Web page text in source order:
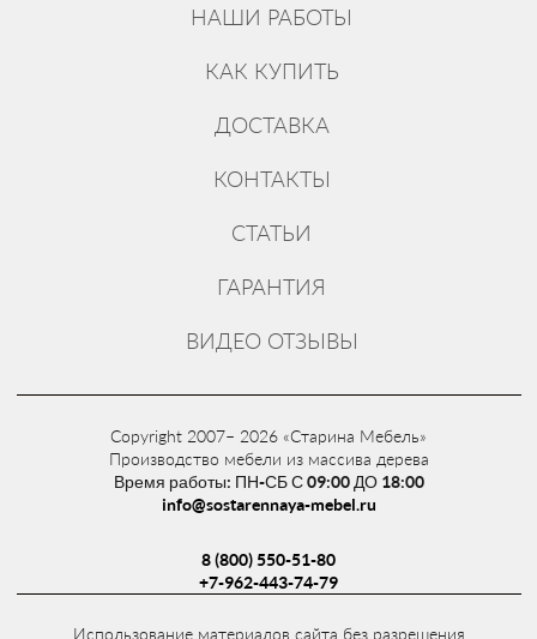
НАШИ РАБОТЫ
КАК КУПИТЬ
ДОСТАВКА
КОНТАКТЫ
СТАТЬИ
ГАРАНТИЯ
ВИДЕО ОТЗЫВЫ
Copyright 2007– 2026 «Старина Мебель»
Производство мебели из массива дерева
Время работы: ПН-СБ С 09:00 ДО 18:00
info@sostarennaya-mebel.ru
8 (800) 550-51-80
+7-962-443-74-79
Использование материалов сайта без разрешения